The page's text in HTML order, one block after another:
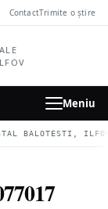
ContactTrimite o știre
Meniu
BALOTESTI,